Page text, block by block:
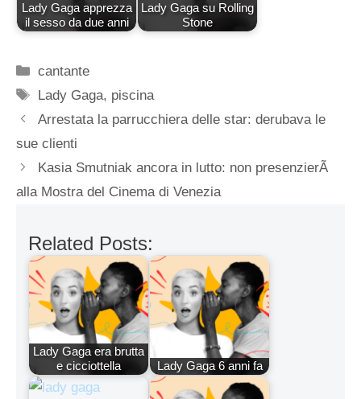
Lady Gaga apprezza
il sesso da due anni
Lady Gaga su Rolling
Stone
Categorie
cantante
Tag
Lady Gaga, piscina
Arrestata la parrucchiera delle star: derubava le
sue clienti
Kasia Smutniak ancora in lutto: non presenzierÃ
alla Mostra del Cinema di Venezia
Related Posts:
Lady Gaga era brutta
e cicciottella
Lady Gaga 6 anni fa